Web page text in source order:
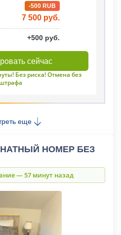
-500 RUB
7 500 руб.
+500 руб.
сейчас
Без риска! Отмена без
штрафа
еще
НОМЕР БЕЗ
— 57 минут назад